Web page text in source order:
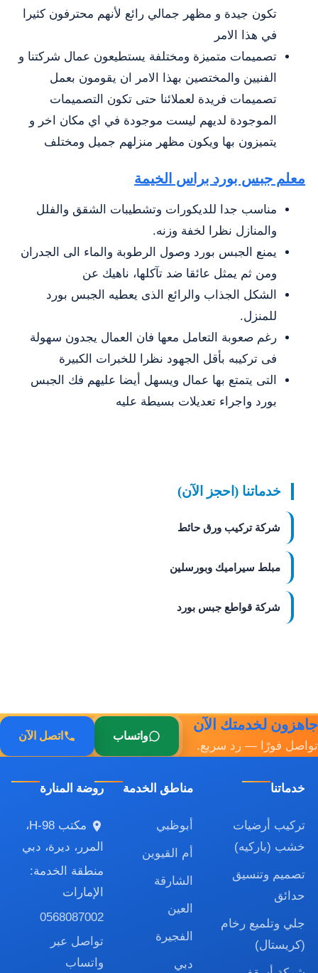
تكون جيدة و مظهر جمالي رائع لأنهم محترفون كثيرا
في هذا الامر
تصميمات متميزة ومختلفة يستطيعون عمال شركتنا و
الفنيين والمختصين بهذا الامر ان يقومون بعمل
تصميمات فريدة لعملائنا حتى تكون التصميمات
الموجودة لديهم ليست موجودة في اي مكان اخر و
يتميزون بها ويكون مظهر منزلهم جميل ومختلف
معلم جبس بورد براس الخيمة
مناسب جدا للديكورات وتشطيبات الشقق والفلل
والمنازل نظرا لخفة وزنه.
يمنع الجبس بورد وصول الرطوبة والماء الى الجدران
ومن ثم يمثل عائقا ضد تآكلها، ناهيك عن
الشكل الجذاب والرائع الذى يعطيه الجبس بورد
للمنزل.
رغم صعوبة التعامل معها فان العمال يجدون سهولة
فى تركيبه بأقل الجهود نظرا للخبرات الكبيرة
التى يتمتع بها عمال ويسهل أيضا عليهم فك الجبس
بورد واجراء تعديلات بسيطة عليه
خدماتنا (احجز الآن)
شركة تركيب ورق حائط
مبلط سيراميك وبورسلين
شركة قواطع جبس بورد
جاهزون لخدمتك الآن
تواصل فورًا — رد سريع.
واتساب اتصل الآن
خدماتنا
تركيب أرضيات
خشب (باركيه)
تصميم وتنسيق
حدائق
جلي وتلميع رخام
(كريستال)
مناطق الخدمة
أبوظبي
أم القيوين
الشارقة
العين
الفجيرة
دبي
روضة المنارة
مكتب H-98،
المرر، ديرة، دبي
منطقة الخدمة:
الإمارات
0568087002
تواصل عبر
واتساب